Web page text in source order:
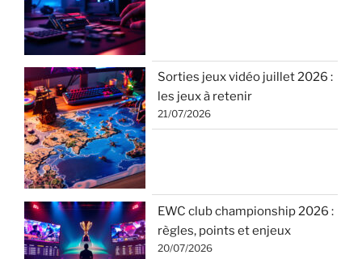
Sorties jeux vidéo juillet 2026 :
les jeux à retenir
21/07/2026
EWC club championship 2026 :
règles, points et enjeux
20/07/2026